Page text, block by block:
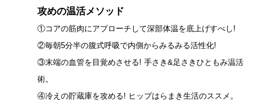
攻めの温活メソッド
①コアの筋肉にアプローチして深部体温を底上げすべし!
②毎朝5分半の腹式呼吸で内側からみるみる活性化!
③末端の血管を目覚めさせる! 手さき&足さきひともみ温活
術。
④冷えの貯蔵庫を攻める! ヒップはらまき生活のススメ。